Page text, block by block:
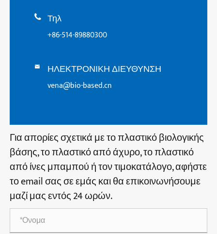
 Τηλ
+86-514-89880300
 ΗΛΕΚΤΡΟΝΙΚΗ ΔΙΕΥΘΥΝΣΗ
vena@bio-based.cn
Για απορίες σχετικά με το πλαστικό βιολογικής
βάσης, το πλαστικό από άχυρο, το πλαστικό
από ίνες μπαμπού ή τον τιμοκατάλογο, αφήστε
το email σας σε εμάς και θα επικοινωνήσουμε
μαζί μας εντός 24 ωρών.